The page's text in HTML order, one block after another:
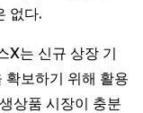
없다.
X는 신규 상장 기
확보하기 위해 활용
상품 시장이 충분